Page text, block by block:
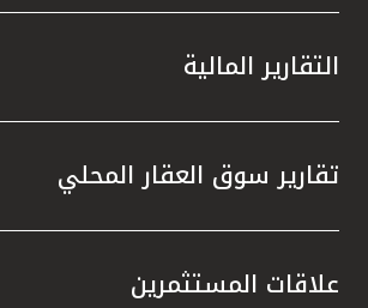
التقارير المالية
تقارير سوق العقار المحلي
علاقات المستثمرين